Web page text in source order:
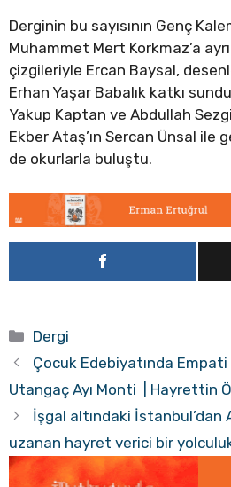
Derginin bu sayısının Genç
Muhammet Mert Korkmaz’a
çizgileriyle Ercan Baysal,
Erhan Yaşar Babalık katkı
Yakup Kaptan ve Abdullah
Ekber Ataş’ın Sercan Ünsal ile
de okurlarla buluştu.
Kategoriler
Dergi
Çocuk Edebiyatında Empati
Utangaç Ayı Monti | Hayrettin
İşgal altındaki İstanbul’dan
uzanan hayret verici bir